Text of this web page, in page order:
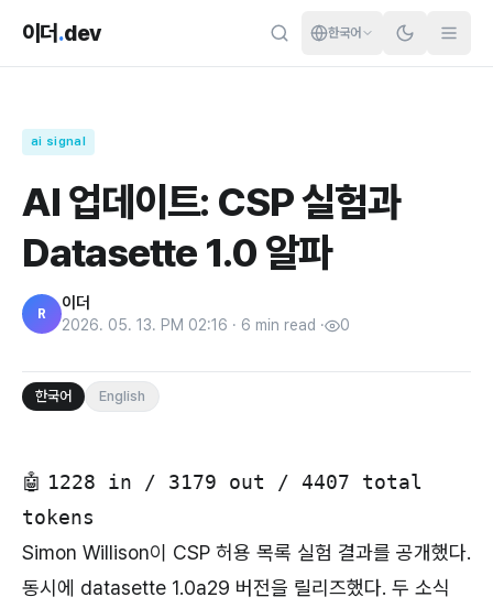
이더 .dev 한국어
ai signal
AI 업데이트: CSP 실험과
Datasette 1.0 알파
R
이더
2026. 05. 13. PM 02:16 · 6 min read · 0
한국어 English
🤖 1228 in / 3179 out / 4407 total
tokens
Simon Willison이 CSP 허용 목록 실험 결과를 공개했다.
동시에 datasette 1.0a29 버전을 릴리즈했다. 두 소식